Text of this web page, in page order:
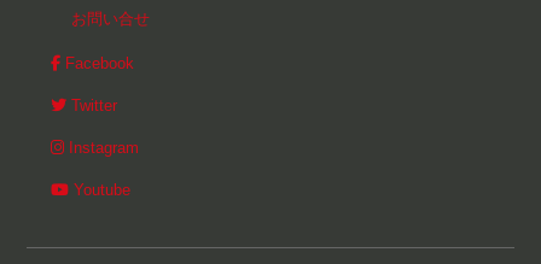
お問い合せ
Facebook
Twitter
Instagram
Youtube